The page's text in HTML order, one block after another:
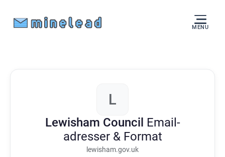
MENU
L
Lewisham Council Email-
adresser & Format
lewisham.gov.uk